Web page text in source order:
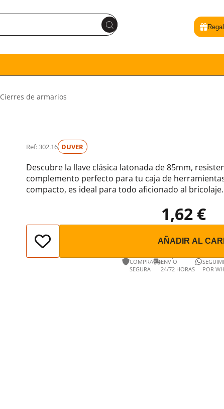
Cierres de armarios
Ref: 302.16 DUVER
Descubre la llave clásica latonada de 85mm,
complemento perfecto para tu caja de
compacto, es ideal para todo aficionado al bricolaje.
1,62 €
AÑADIR AL
COMPRA
SEGURA
ENVÍO
24/72 HORAS
POR